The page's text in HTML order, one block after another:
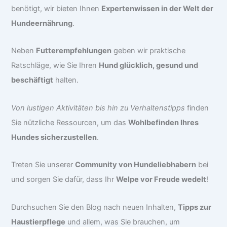
benötigt, wir bieten Ihnen Expertenwissen in der Welt der
Hundeernährung.
Neben Futterempfehlungen geben wir praktische
Ratschläge, wie Sie Ihren Hund glücklich, gesund und
beschäftigt halten.
Von lustigen Aktivitäten bis hin zu Verhaltenstipps finden
Sie nützliche Ressourcen, um dasWohlbefinden Ihres
Hundes sicherzustellen.
Treten Sie unsererCommunity von Hundeliebhabern bei
und sorgen Sie dafür, dass IhrWelpe vor Freude wedelt!
Durchsuchen Sie den Blog nach neuen Inhalten,Tipps zur
Haustierpflege und allem, was Sie brauchen, um